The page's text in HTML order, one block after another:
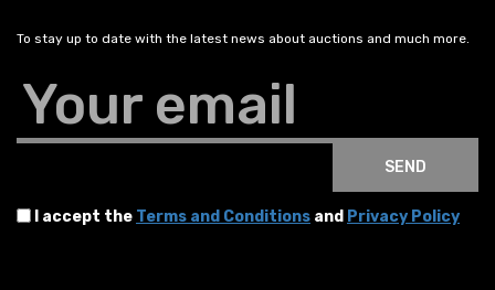
To stay up to date with the latest news about auctions and much more.
Your email
SEND
I accept the Terms and Conditions and Privacy Policy